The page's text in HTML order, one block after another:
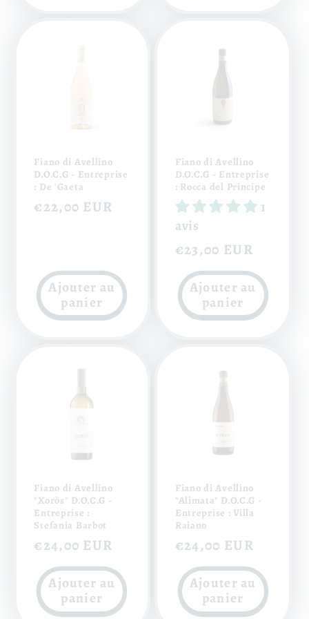
Fiano di Avellino
D.O.C.G - Entreprise
: De 'Gaeta
Prix
€22,00 EUR
Ajouter au
panier
Fiano di Avellino
D.O.C.G - Entreprise
: Rocca del Principe
1
avis
Prix
habituel
€23,00 EUR
Ajouter au
panier
Fiano di Avellino
"Xoròs" D.O.C.G -
Entreprise :
Stefania Barbot
Prix
habituel
€24,00 EUR
Ajouter au
panier
Fiano di Avellino
"Alimata" D.O.C.G -
Entreprise : Villa
Raiano
Prix
habituel
€24,00 EUR
Ajouter au
panier